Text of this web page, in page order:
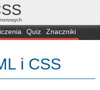
Quiz
Znaczniki
i CSS